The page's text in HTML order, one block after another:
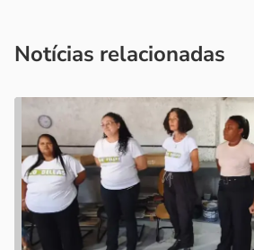
Notícias relacionadas